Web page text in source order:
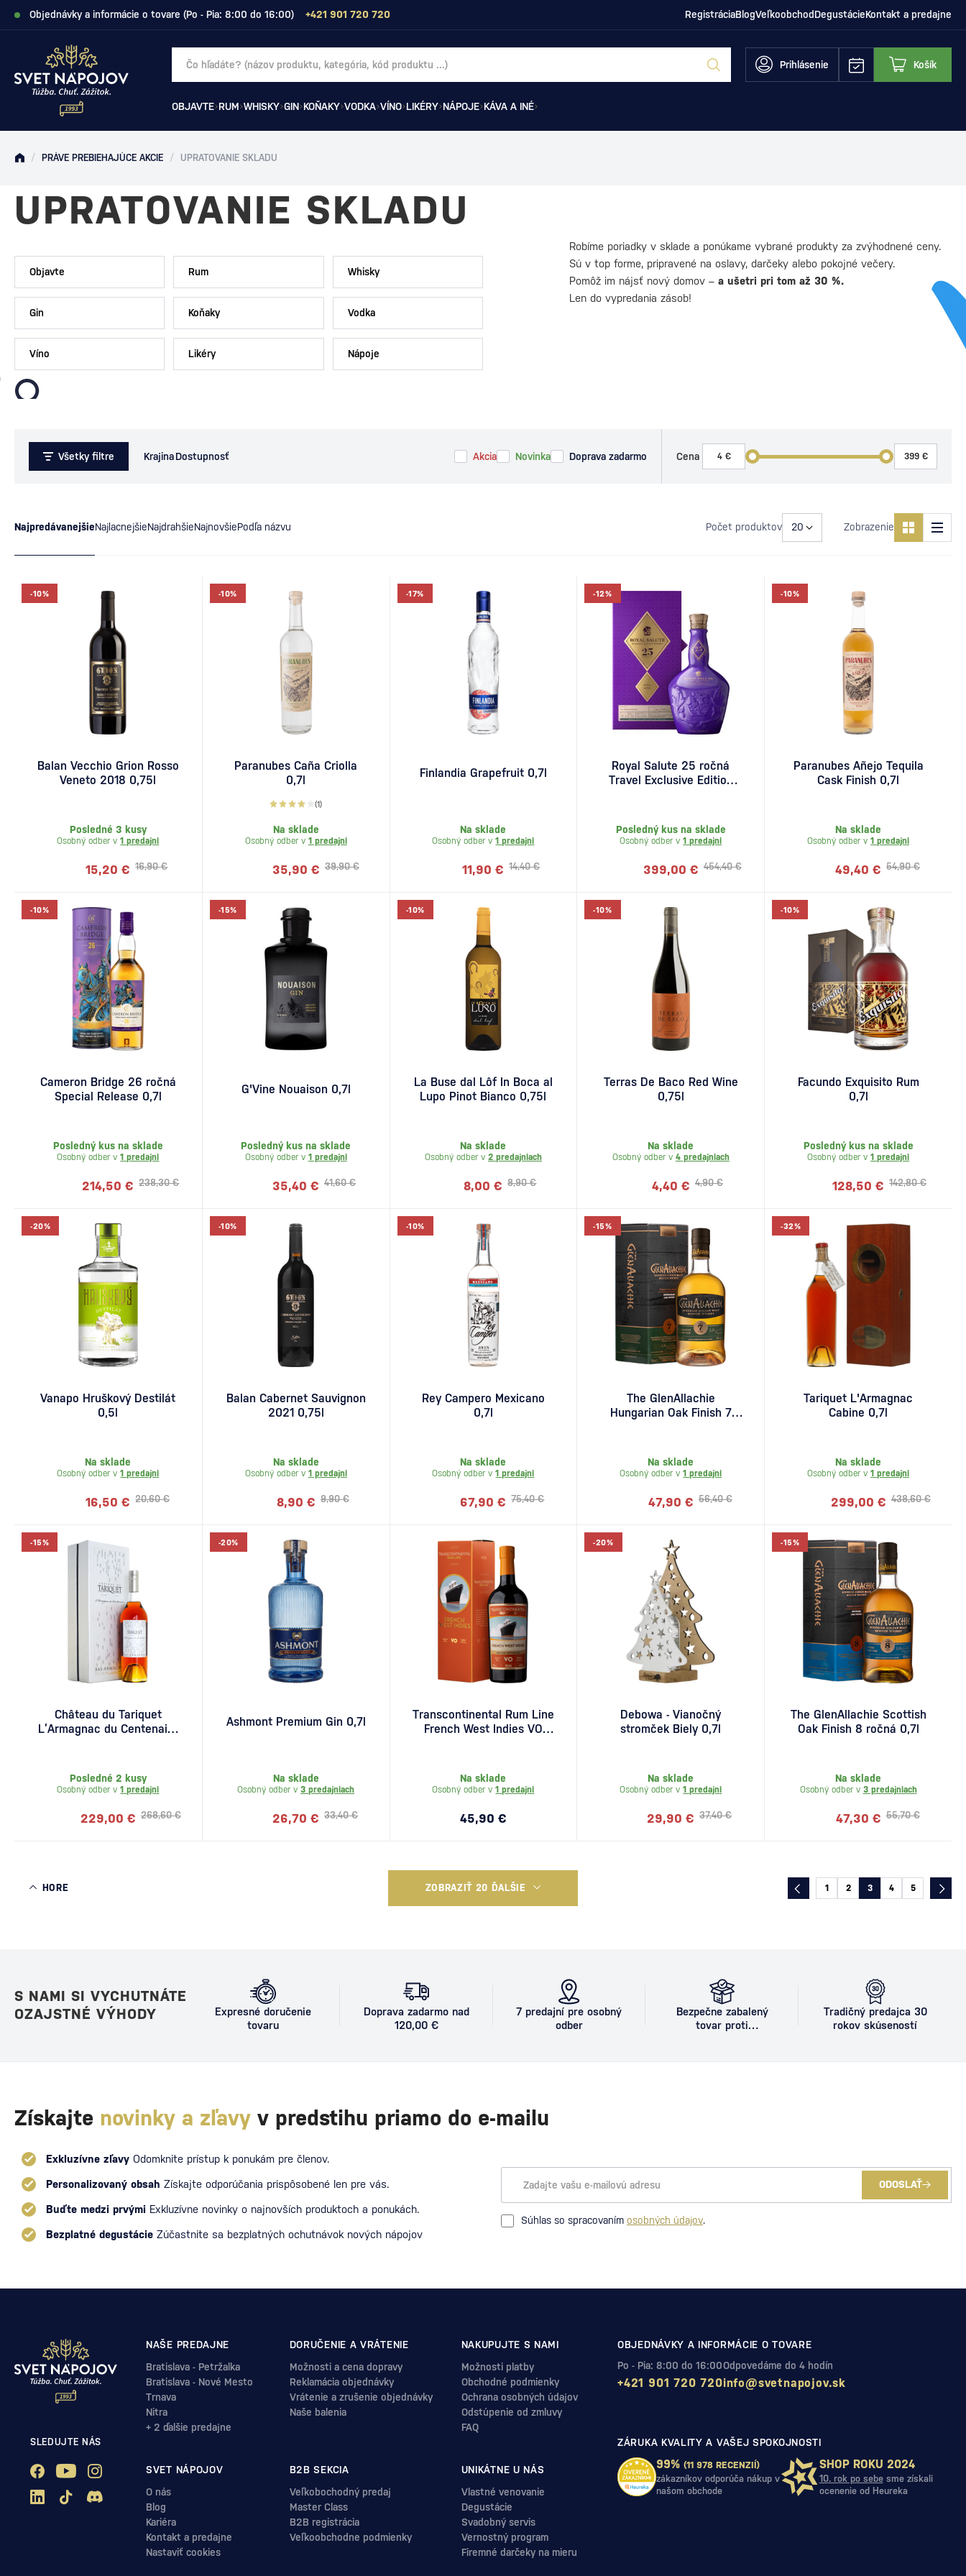
Objednávky a informácie o tovare (Po - Pia: 8:00 do 16:00) +421 901 720 720 RegistráciaBlogVeľkoobchodDegustácieKontakt a predajne
Prihlásenie Košík
OBJAVTE RUM WHISKY GIN KOŇAKY VODKA VÍNO LIKÉRY NÁPOJE KÁVA A INÉ
/ PRÁVE PREBIEHAJÚCE AKCIE / UPRATOVANIE SKLADU
UPRATOVANIE SKLADU
Objavte Rum Whisky
Gin Koňaky Vodka
Víno Likéry Nápoje
Robíme poriadky v sklade a ponúkame vybrané produkty za zvýhodnené ceny.
Sú v top forme, pripravené na oslavy, darčeky alebo pokojné večery.
Pomôž im nájsť nový domov – a ušetri pri tom až 30 %.
Len do vypredania zásob!
Všetky filtre KrajinaDostupnosť Akcia Novinka Doprava zadarmo Cena
NajpredávanejšieNajlacnejšieNajdrahšieNajnovšiePodľa názvu Počet produktov Zobrazenie
-10%
Balan Vecchio Grion Rosso
Veneto 2018 0,75l
Posledné 3 kusy
Osobný odber v1 predajni
16,90 €
15,20 €
-10%
Paranubes Caña Criolla
0,7l
(1)
Na sklade
Osobný odber v 1 predajni
39,90 €
35,90 €
-17%
Finlandia Grapefruit 0,7l
Na sklade
Osobný odber v1 predajni
14,40 €
11,90 €
-12%
Royal Salute 25 ročná
Travel Exclusive Edition
Posledný kus na sklade
Osobný odber v1 predajni
454,40 €
399,00 €
-10%
Paranubes Añejo Tequila
Cask Finish 0,7l
Na sklade
Osobný odber v1 predajni
54,90 €
49,40 €
-10%
Cameron Bridge 26 ročná
Special Release 0,7l
Posledný kus na sklade
Osobný odber v1 predajni
238,30 €
214,50 €
-15%
G'Vine Nouaison 0,7l
Posledný kus na sklade
Osobný odber v 1 predajni
41,60 €
35,40 €
-10%
La Buse dal Lôf In Boca al
Lupo Pinot Bianco 0,75l
Na sklade
Osobný odber v 2 predajniach
8,90 €
8,00 €
-10%
Terras De Baco Red Wine
0,75l
Na sklade
Osobný odber v 4 predajniach
4,90 €
4,40 €
-10%
Facundo Exquisito Rum
0,7l
Posledný kus na sklade
Osobný odber v1 predajni
142,80 €
128,50 €
-20%
Vanapo Hruškový Destilát
0,5l
Na sklade
Osobný odber v1 predajni
20,60 €
16,50 €
-10%
Balan Cabernet Sauvignon
2021 0,75l
Na sklade
Osobný odber v 1 predajni
9,90 €
8,90 €
-10%
Rey Campero Mexicano
0,7l
Na sklade
Osobný odber v1 predajni
75,40 €
67,90 €
-15%
The GlenAllachie
Hungarian Oak Finish 7
Na sklade
Osobný odber v1 predajni
56,40 €
47,90 €
-32%
Tariquet L'Armagnac
Cabine 0,7l
Na sklade
Osobný odber v1 predajni
438,60 €
299,00 €
-15%
Château du Tariquet
L’Armagnac du Centenaire
Posledné 2 kusy
Osobný odber v1 predajni
268,60 €
229,00 €
-20%
Ashmont Premium Gin 0,7l
Na sklade
Osobný odber v3 predajniach
33,40 €
26,70 €
Transcontinental Rum Line
French West Indies VO
Na sklade
Osobný odber v1 predajni
45,90 €
-20%
Debowa - Vianočný
stromček Biely 0,7l
Na sklade
Osobný odber v1 predajni
37,40 €
29,90 €
-15%
The GlenAllachie Scottish
Oak Finish 8 ročná 0,7l
Na sklade
Osobný odber v 3 predajniach
55,70 €
47,30 €
HORE ZOBRAZIŤ 20 ĎALŠIE 1 2 3 4 5
S NAMI SI VYCHUTNÁTE
OZAJSTNÉ VÝHODY
Expresné doručenie
tovaru
Doprava zadarmo nad
120,00 €
7 predajní pre osobný
odber
Bezpečne zabalený
tovar proti
Tradičný predajca 30
rokov skúseností
Získajte novinky a zľavy v predstihu priamo do e-mailu
Exkluzívne zľavy Odomknite prístup k ponukám pre členov.
Personalizovaný obsah Získajte odporúčania prispôsobené len pre vás.
Buďte medzi prvými Exkluzívne novinky o najnovších produktoch a ponukách.
Bezplatné degustácie Zúčastnite sa bezplatných ochutnávok nových nápojov
ODOSLAŤ
Súhlas so spracovaním osobných údajov.
SLEDUJTE NÁS
NAŠE PREDAJNE
Bratislava - Petržalka
Bratislava - Nové Mesto
Trnava
Nitra
+ 2 ďalšie predajne
DORUČENIE A VRÁTENIE
Možnosti a cena dopravy
Reklamácia objednávky
Vrátenie a zrušenie objednávky
Naše balenia
NAKUPUJTE S NAMI
Možnosti platby
Obchodné podmienky
Ochrana osobných údajov
Odstúpenie od zmluvy
FAQ
SVET NÁPOJOV
O nás
Blog
Kariéra
Kontakt a predajne
Nastaviť cookies
B2B SEKCIA
Veľkobochodný predaj
Master Class
B2B registrácia
Veľkoobchodne podmienky
UNIKÁTNE U NÁS
Vlastné venovanie
Degustácie
Svadobný servis
Vernostný program
Firemné darčeky na mieru
OBJEDNÁVKY A INFORMÁCIE O TOVARE
Po - Pia: 8:00 do 16:00
+421 901 720 720
Odpovedáme do 4 hodín
info@svetnapojov.sk
ZÁRUKA KVALITY A VAŠEJ SPOKOJNOSTI
99% (11 978 RECENZIÍ)
zákazníkov odporúča nákup v
našom obchode
SHOP ROKU 2024
10. rok po sebesme získali
ocenenie od Heureka